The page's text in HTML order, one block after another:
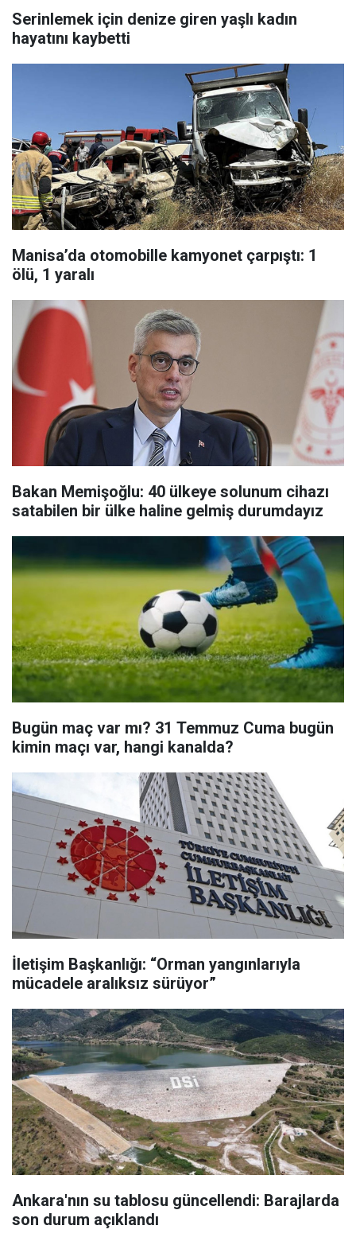
Serinlemek için denize giren yaşlı kadın
hayatını kaybetti
Manisa’da otomobille kamyonet çarpıştı: 1
ölü, 1 yaralı
Bakan Memişoğlu: 40 ülkeye solunum cihazı
satabilen bir ülke haline gelmiş durumdayız
Bugün maç var mı? 31 Temmuz Cuma bugün
kimin maçı var, hangi kanalda?
İletişim Başkanlığı: “Orman yangınlarıyla
mücadele aralıksız sürüyor”
Ankara'nın su tablosu güncellendi: Barajlarda
son durum açıklandı